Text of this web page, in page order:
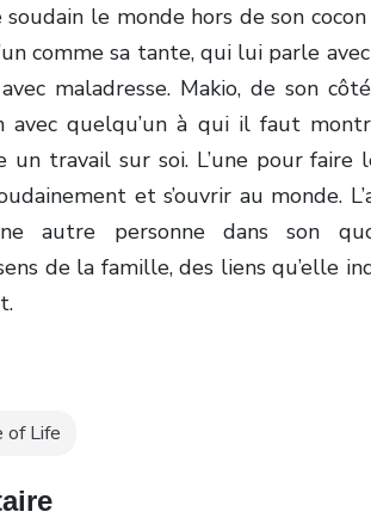
le monde hors de son
comme sa tante, qui lui parle
maladresse. Makio, de son
avec quelqu’un à qui il faut
un travail sur soi. L’une pour faire
et s’ouvrir au monde.
autre personne dans son
de la famille, des liens qu’elle
of Life